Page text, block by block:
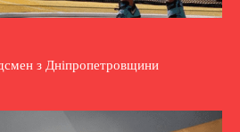
з Дніпропетровщини